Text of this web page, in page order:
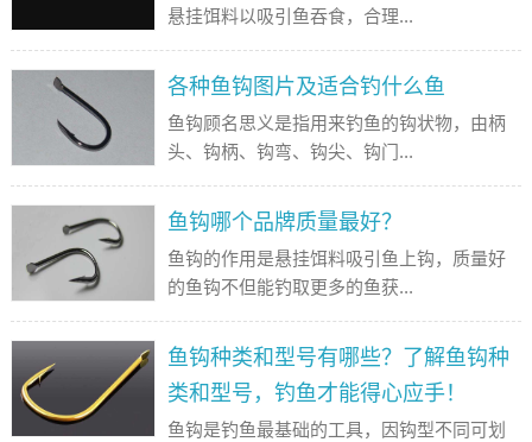
悬挂饵料以吸引鱼吞食，合理...
各种鱼钩图片及适合钓什么鱼
鱼钩顾名思义是指用来钓鱼的钩状物，由柄
头、钩柄、钩弯、钩尖、钩门...
鱼钩哪个品牌质量最好？
鱼钩的作用是悬挂饵料吸引鱼上钩，质量好
的鱼钩不但能钓取更多的鱼获...
鱼钩种类和型号有哪些？了解鱼钩种
类和型号，钓鱼才能得心应手！
鱼钩是钓鱼最基础的工具，因钩型不同可划